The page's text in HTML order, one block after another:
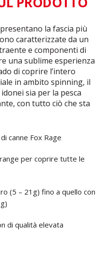
la fascia più
caratterizzate da un
e componenti di
una sublime esperienza
di coprire l’intero
in ambito spinning, il
sia per la pesca
con tutto ciò che sta
canne Fox Rage
per coprire tutte le
(5 – 21g) fino a quello con
di qualità elevata